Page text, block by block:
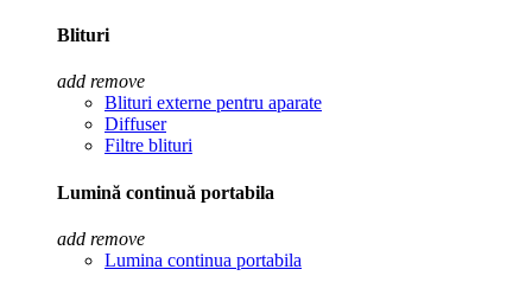
Blituri
add remove
Blituri externe pentru aparate
Diffuser
Filtre blituri
Lumină continuă portabila
add remove
Lumina continua portabila